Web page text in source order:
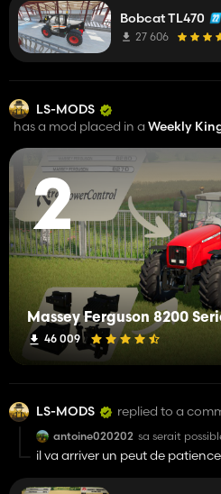
Bobcat TL470
27 606
LS-MODS
has a mod placed in a Weekly
2
Massey Ferguson 8200
46 009
LS-MODS replied to a
antoine020202 sa serait
beau celui ci!!
il va arriver un peut de patience